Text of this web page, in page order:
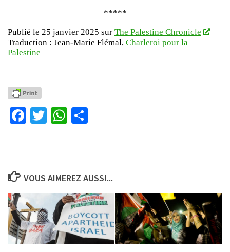
*****
Publié le 25 janvier 2025 sur The Palestine Chronicle
Traduction : Jean-Marie Flémal, Charleroi pour la
Palestine
Facebook
TwitterWhatsApp
VOUS AIMEREZ AUSSI...